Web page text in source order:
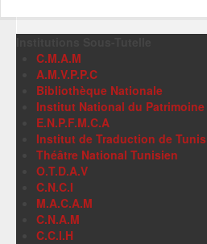
C.M.A.M
A.M.V.P.P.C
Bibliothèque Nationale
Institut National du Patrimoine
E.N.P.F.M.C.A
Institut de Traduction de Tunis
Théâtre National Tunisien
O.T.D.A.V
C.N.C.I
M.A.C.A.M
C.N.A.M
C.C.I.H